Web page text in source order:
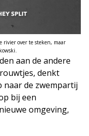
rivier over te steken, maar
aan de andere
denkt
naar de zwempartij
bij een
omgeving,